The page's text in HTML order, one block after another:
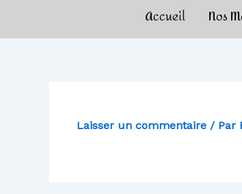
Accueil Nos
Laisser un commentaire / Par